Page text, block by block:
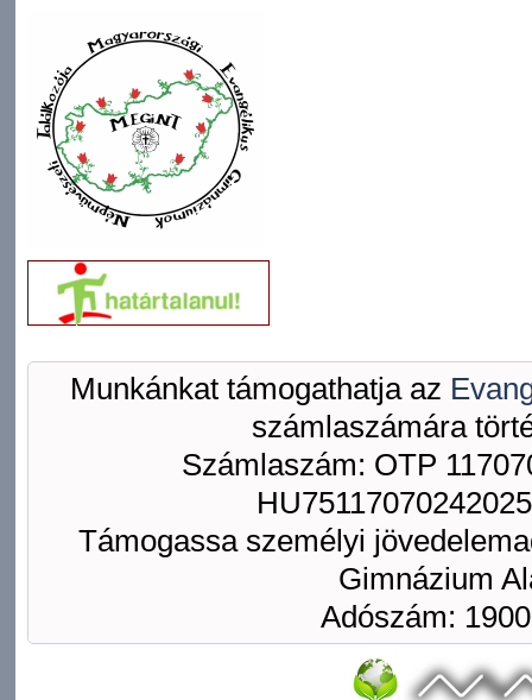
Munkánkat támogathatja az
számlaszámára
Számlaszám: OTP
Támogassa személyi
Gimnázium
Adószám: